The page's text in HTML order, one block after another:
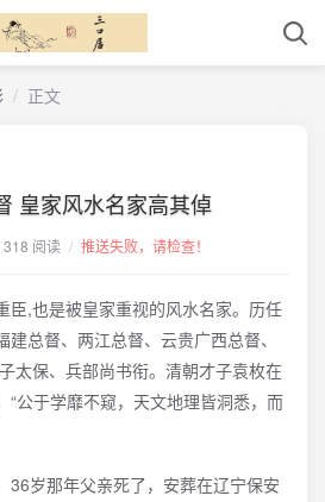
/ 正文
皇家风水名家高其倬
318 阅读 / 推送失败，请检查！
臣,也是被皇家重视的风水名家。历任
总督、两江总督、云贵广西总督、
太保、兵部尚书衔。清朝才子袁枚在
“公于学靡不窥，天文地理皆洞悉，而
36岁那年父亲死了，安葬在辽宁保安